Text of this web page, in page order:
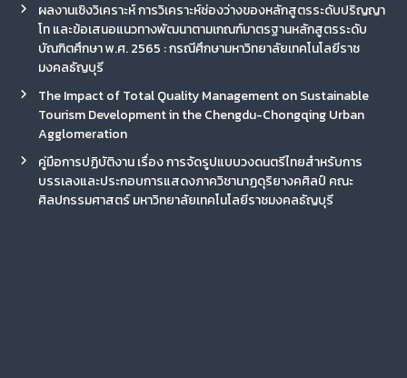
ผลงานเชิงวิเคราะห์ การวิเคราะห์ช่องว่างของหลักสูตรระดับปริญญา
โท และข้อเสนอแนวทางพัฒนาตามเกณฑ์มาตรฐานหลักสูตรระดับ
บัณฑิตศึกษา พ.ศ. 2565 : กรณีศึกษามหาวิทยาลัยเทคโนโลยีราช
มงคลธัญบุรี
The Impact of Total Quality Management on Sustainable
Tourism Development in the Chengdu-Chongqing Urban
Agglomeration
คู่มือการปฏิบัติงาน เรื่อง การจัดรูปแบบวงดนตรีไทยสำหรับการ
บรรเลงและประกอบการแสดงภาควิชานาฏดุริยางคศิลป์ คณะ
ศิลปกรรมศาสตร์ มหาวิทยาลัยเทคโนโลยีราชมงคลธัญบุรี